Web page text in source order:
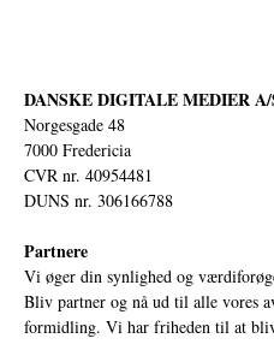
DANSKE DIGITALE MEDIER A/
Norgesgade 48
7000 Fredericia
CVR nr. 40954481
DUNS nr. 306166788
Partnere
Vi øger din synlighed og
Bliv partner og nå ud til alle vores
formidling. Vi har friheden til at